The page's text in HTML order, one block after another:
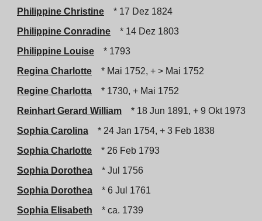
Philippine Christine
* 17 Dez 1824
Philippine Conradine
* 14 Dez 1803
Philippine Louise
* 1793
Regina Charlotte
* Mai 1752, + > Mai 1752
Regine Charlotta
* 1730, + Mai 1752
Reinhart Gerard William
* 18 Jun 1891, + 9 Okt 1973
Sophia Carolina
* 24 Jan 1754, + 3 Feb 1838
Sophia Charlotte
* 26 Feb 1793
Sophia Dorothea
* Jul 1756
Sophia Dorothea
* 6 Jul 1761
Sophia Elisabeth
* ca. 1739